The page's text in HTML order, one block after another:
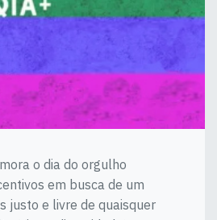
o dia do orgulho
em busca de um
justo e livre de quaisquer